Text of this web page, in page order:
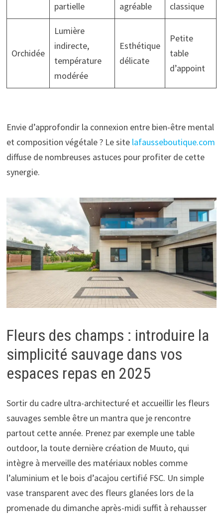
partielle
agréable
classique
Orchidée
Lumière
indirecte,
température
modérée
Esthétique
délicate
Petite
table
d’appoint
Envie d’approfondir la connexion entre bien-être mental
et composition végétale ? Le site lafausseboutique.com
diffuse de nombreuses astuces pour profiter de cette
synergie.
Fleurs des champs : introduire la
simplicité sauvage dans vos
espaces repas en 2025
Sortir du cadre ultra-architecturé et accueillir les fleurs
sauvages semble être un mantra que je rencontre
partout cette année. Prenez par exemple une table
outdoor, la toute dernière création de Muuto, qui
intègre à merveille des matériaux nobles comme
l’aluminium et le bois d’acajou certifié FSC. Un simple
vase transparent avec des fleurs glanées lors de la
promenade du dimanche après-midi suffit à rehausser